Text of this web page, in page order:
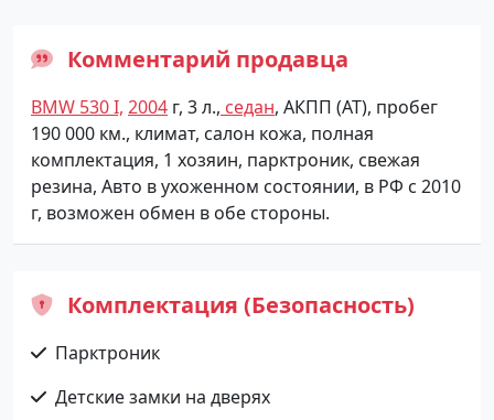
Комментарий продавца
BMW 530 I, 2004 г, 3 л., седан, АКПП (АТ), пробег
190 000 км., климат, салон кожа, полная
комплектация, 1 хозяин, парктроник, свежая
резина, Авто в ухоженном состоянии, в РФ с 2010
г, возможен обмен в обе стороны.
Комплектация (Безопасность)
Парктроник
Детские замки на дверях